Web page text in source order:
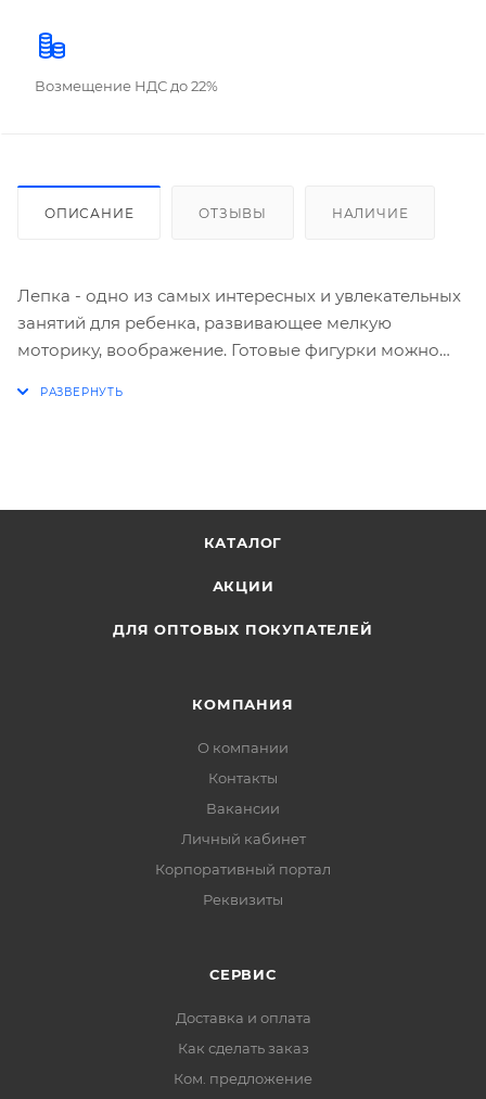
Возмещение НДС до 22%
ОПИСАНИЕ ОТЗЫВЫ НАЛИЧИЕ
Лепка - одно из самых интересных и увлекательных
занятий для ребенка, развивающее мелкую
моторику, воображение. Готовые фигурки можно
КАТАЛОГ
АКЦИИ
ДЛЯ ОПТОВЫХ ПОКУПАТЕЛЕЙ
КОМПАНИЯ
О компании
Контакты
Вакансии
Личный кабинет
Корпоративный портал
Реквизиты
СЕРВИС
Доставка и оплата
Как сделать заказ
Ком. предложение